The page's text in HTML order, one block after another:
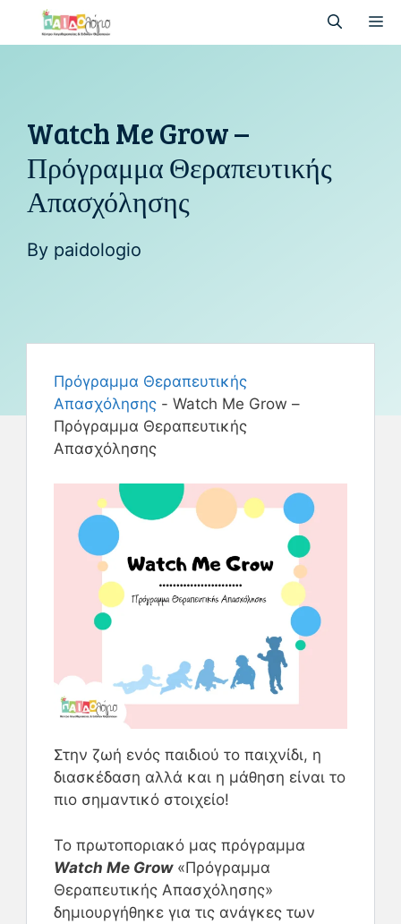
Watch Me Grow –
Πρόγραμμα Θεραπευτικής
Απασχόλησης
By paidologio
Πρόγραμμα Θεραπευτικής
Απασχόλησης - Watch Me Grow –
Πρόγραμμα Θεραπευτικής
Απασχόλησης
Στην ζωή ενός παιδιού το παιχνίδι, η
διασκέδαση αλλά και η μάθηση είναι το
πιο σημαντικό στοιχείο!
Το πρωτοποριακό μας πρόγραμμα
Watch Me Grow«Πρόγραμμα
Θεραπευτικής Απασχόλησης»
δημιουργήθηκε για τις ανάγκες των